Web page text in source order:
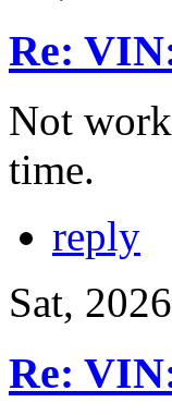
Re:
Not
time.
reply
Sat,
Re: